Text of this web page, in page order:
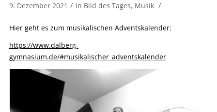
9. Dezember 2021 / in Bild des Tages, Musik /
Hier geht es zum musikalischen Adventskalender:
https://www.dalberg-
gymnasium.de/#musikalischer_adventskalender